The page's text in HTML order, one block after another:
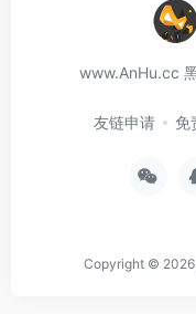
www.AnHu.cc
友链申请 免
Copyright © 2026